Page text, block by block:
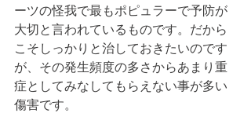
ーツの怪我で最もポピュラーで予防が
大切と言われているものです。だから
こそしっかりと治しておきたいのです
が、その発生頻度の多さからあまり重
症としてみなしてもらえない事が多い
傷害です。